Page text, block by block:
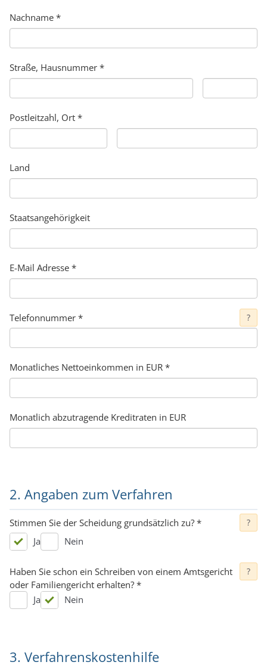
Nachname *
Straße, Hausnummer *
Postleitzahl, Ort *
Land
Staatsangehörigkeit
E-Mail Adresse *
Telefonnummer * ?
Monatliches Nettoeinkommen in EUR *
Monatlich abzutragende Kreditraten in EUR
2. Angaben zum Verfahren
Stimmen Sie der Scheidung grundsätzlich zu? * ?
Ja Nein
Haben Sie schon ein Schreiben von einem Amtsgericht
oder Familiengericht erhalten? *
?
Ja Nein
3. Verfahrenskostenhilfe